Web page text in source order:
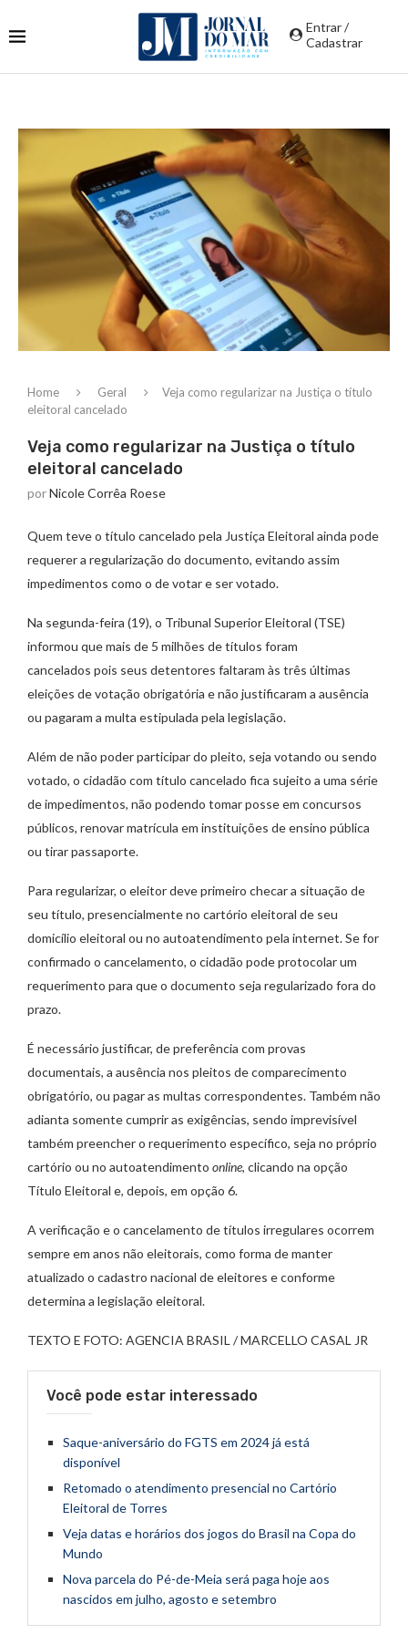
Entrar /
Cadastrar
Home Geral
Veja como regularizar na Justiça o título
eleitoral cancelado
Veja como regularizar na Justiça o título
eleitoral cancelado
porNicole Corrêa Roese
Quem teve o título cancelado pela Justiça Eleitoral ainda pode
requerer a regularização do documento, evitando assim
impedimentos como o de votar e ser votado.
Na segunda-feira (19), o Tribunal Superior Eleitoral (TSE)
informou que mais de 5 milhões de títulos foram
cancelados pois seus detentores faltaram às três últimas
eleições de votação obrigatória e não justificaram a ausência
ou pagaram a multa estipulada pela legislação.
Além de não poder participar do pleito, seja votando ou sendo
votado, o cidadão com título cancelado fica sujeito a uma série
de impedimentos, não podendo tomar posse em concursos
públicos, renovar matrícula em instituições de ensino pública
ou tirar passaporte.
Para regularizar, o eleitor deve primeiro checar a situação de
seu título, presencialmente no cartório eleitoral de seu
domicílio eleitoral ou no autoatendimento pela internet. Se for
confirmado o cancelamento, o cidadão pode protocolar um
requerimento para que o documento seja regularizado fora do
prazo.
É necessário justificar, de preferência com provas
documentais, a ausência nos pleitos de comparecimento
obrigatório, ou pagar as multas correspondentes. Também não
adianta somente cumprir as exigências, sendo imprevisível
também preencher o requerimento específico, seja no próprio
cartório ou no autoatendimento online, clicando na opção
Título Eleitoral e, depois, em opção 6.
A verificação e o cancelamento de títulos irregulares ocorrem
sempre em anos não eleitorais, como forma de manter
atualizado o cadastro nacional de eleitores e conforme
determina a legislação eleitoral.
TEXTO E FOTO: AGENCIA BRASIL / MARCELLO CASAL JR
Você pode estar interessado
Saque-aniversário do FGTS em 2024 já está
disponível
Retomado o atendimento presencial no Cartório
Eleitoral de Torres
Veja datas e horários dos jogos do Brasil na Copa do
Mundo
Nova parcela do Pé-de-Meia será paga hoje aos
nascidos em julho, agosto e setembro